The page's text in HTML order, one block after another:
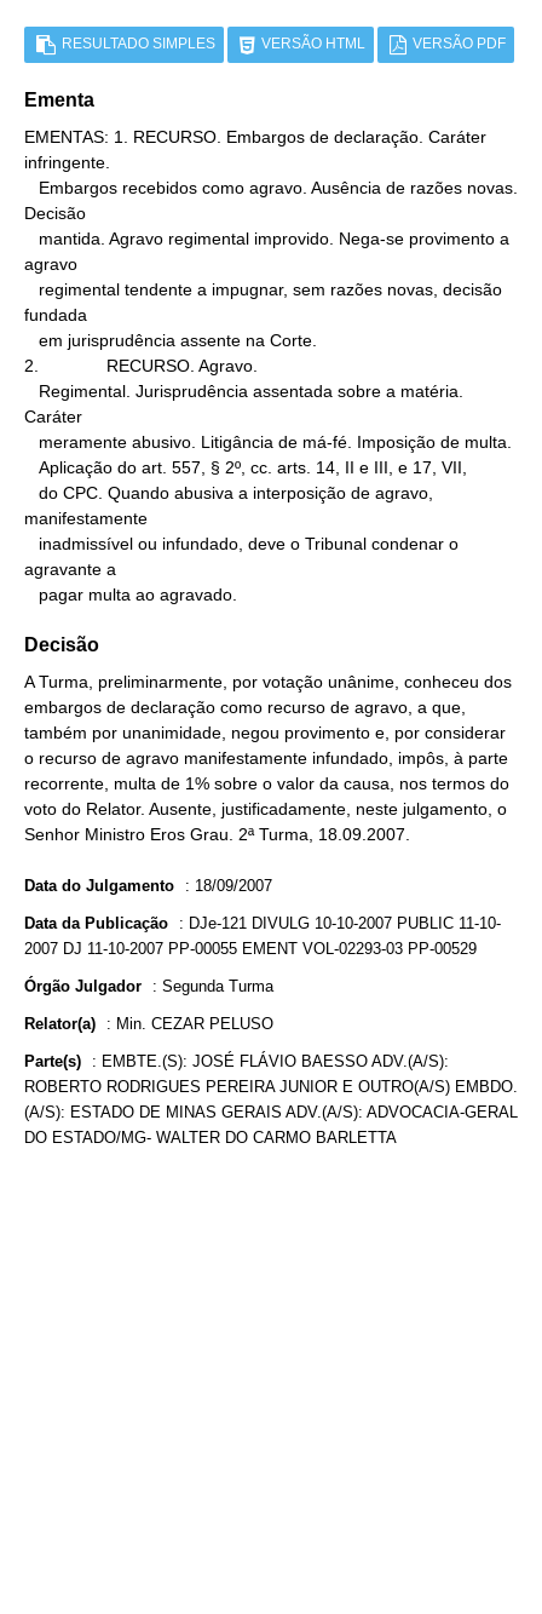
RESULTADO SIMPLES VERSÃO HTML VERSÃO PDF
Ementa
EMENTAS: 1. RECURSO. Embargos de declaração. Caráter
infringente.
Decisão
agravo
fundada
2.              RECURSO. Agravo.
Caráter
manifestamente
agravante a
   pagar multa ao agravado.
Decisão
A Turma, preliminarmente, por votação unânime, conheceu dos
embargos de declaração como recurso de agravo, a que,
também por unanimidade, negou provimento e, por considerar
o recurso de agravo manifestamente infundado, impôs, à parte
recorrente, multa de 1% sobre o valor da causa, nos termos do
voto do Relator. Ausente, justificadamente, neste julgamento, o
Senhor Ministro Eros Grau. 2ª Turma, 18.09.2007.
Data do Julgamento : 18/09/2007
Data da Publicação : DJe-121 DIVULG 10-10-2007 PUBLIC 11-10-
2007 DJ 11-10-2007 PP-00055 EMENT VOL-02293-03 PP-00529
Órgão Julgador : Segunda Turma
Relator(a) : Min. CEZAR PELUSO
Parte(s) : EMBTE.(S): JOSÉ FLÁVIO BAESSO ADV.(A/S):
ROBERTO RODRIGUES PEREIRA JUNIOR E OUTRO(A/S) EMBDO.
(A/S): ESTADO DE MINAS GERAIS ADV.(A/S): ADVOCACIA-GERAL
DO ESTADO/MG- WALTER DO CARMO BARLETTA